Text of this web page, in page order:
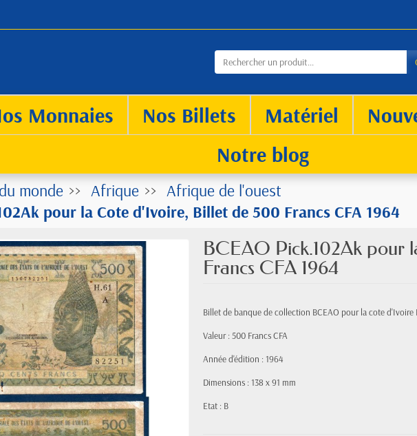
Monnaies Nos Billets Matériel
Notre blog
monde Afrique
Afrique de l'ouest
pour la Cote d'Ivoire, Billet de 500 Francs CFA 1964
BCEAO Pick.102Ak pour
Francs CFA 1964
Billet de banque de collection BCEAO pour la cote d'Ivoire
Valeur : 500 Francs CFA
Année d'édition : 1964
Dimensions : 138 x 91 mm
Etat : B